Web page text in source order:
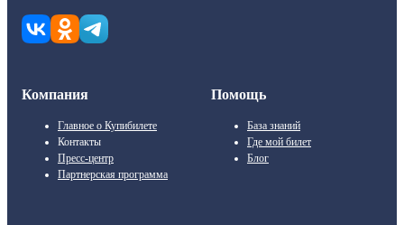
Компания
Главное о Купибилете
Контакты
Пресс-центр
Партнерская программа
Помощь
База знаний
Где мой билет
Блог